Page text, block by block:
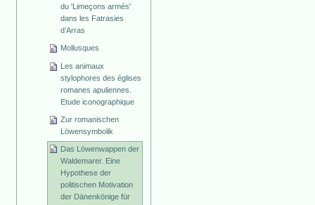
du 'Limeçons armés'
dans les Fatrasies
d’Arras
Mollusques
Les animaux
stylophores des églises
romanes apuliennes.
Etude iconographique
Zur romanischen
Löwensymbolik
Das Löwenwappen der
Waldemarer. Eine
Hypothese der
politischen Motivation
der Dänenkönige für